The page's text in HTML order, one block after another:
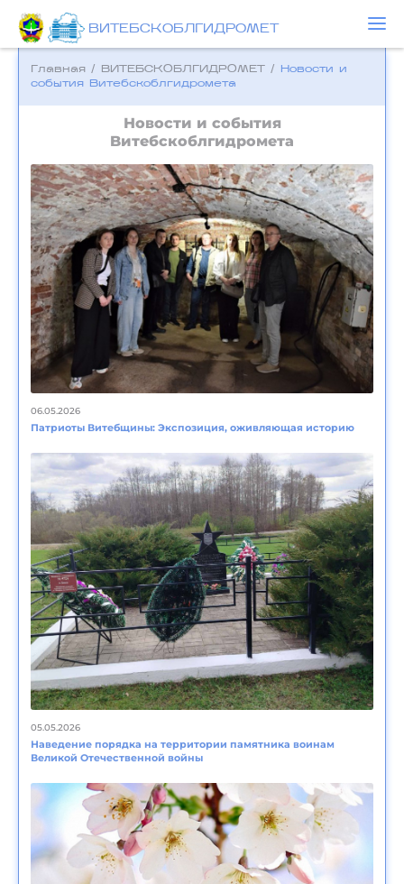
ВИТЕБСКОБЛГИДРОМЕТ
Главная / ВИТЕБСКОБЛГИДРОМЕТ /
Новости и
события Bитебскоблгидромета
Новости и события
Bитебскоблгидромета
06.05.2026
Патриоты Витебщины: Экспозиция, оживляющая историю
05.05.2026
Наведение порядка на территории памятника воинам
Великой Отечественной войны